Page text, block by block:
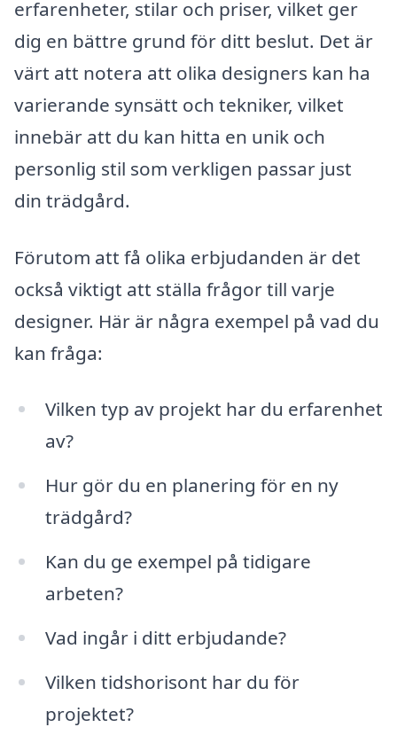
erfarenheter, stilar och priser, vilket ger
dig en bättre grund för ditt beslut. Det är
värt att notera att olika designers kan ha
varierande synsätt och tekniker, vilket
innebär att du kan hitta en unik och
personlig stil som verkligen passar just
din trädgård.
Förutom att få olika erbjudanden är det
också viktigt att ställa frågor till varje
designer. Här är några exempel på vad du
kan fråga:
Vilken typ av projekt har du erfarenhet
av?
Hur gör du en planering för en ny
trädgård?
Kan du ge exempel på tidigare
arbeten?
Vad ingår i ditt erbjudande?
Vilken tidshorisont har du för
projektet?